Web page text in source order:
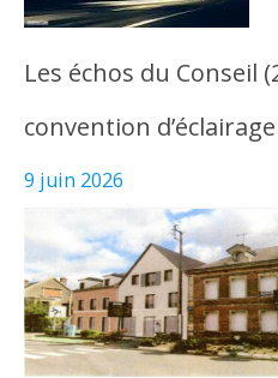
Les échos du Conseil
convention
9 juin 2026